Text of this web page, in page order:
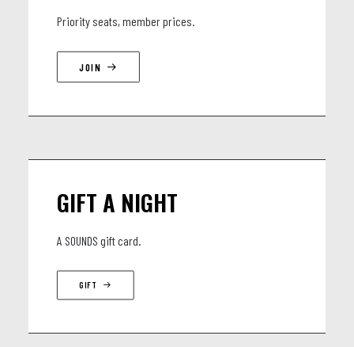
Priority seats, member prices.
JOIN
GIFT A NIGHT
A SOUNDS gift card.
GIFT